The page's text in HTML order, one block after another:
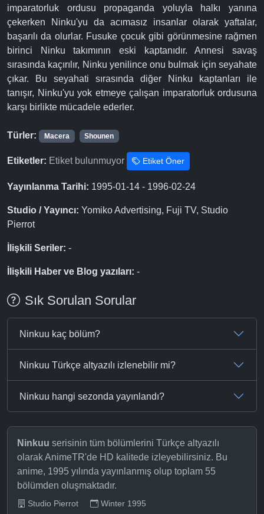
imparatorluk ordusu propaganda yoluyla halkı yanına
çekerken Ninku'yu da acımasız insanlar olarak yaftalar,
başarılı da olurlar. Fusuke çocuk gibi görünmesine rağmen
birinci Ninku takımının eski kaptanıdır. Annesi savaş
sırasında kaçırılır, Ninku yenilince onu bulmak için seyahate
çıkar. Bu seyahati sırasında diğer Ninku kaptanları ile
tanışır, Ninku'yu yok etmeye çalışan imparatorluk ordusuna
karşı birlikte mücadele ederler.
Türler: Macera Shounen
Etiketler: Etiket bulunmuyor Etiket Öner
Yayınlanma Tarihi: 1995-01-14 - 1996-02-24
Studio / Yayıncı: Yomiko Advertising, Fuji TV, Studio
Pierrot
İlişkili Seriler: -
İlişkili Haber ve Blog yazıları: -
Sık Sorulan Sorular
Ninkuu kaç bölüm?
Ninkuu Türkçe altyazılı izlenebilir mi?
Ninkuu hangi sezonda yayınlandı?
Ninkuu serisinin tüm bölümlerini Türkçe altyazılı
olarak AnimeTR'de HD kalitede izleyebilirsiniz. Bu
anime, 1995 yılında yayınlanmış olup toplam 55
bölümden oluşmaktadır.
Studio Pierrot Winter 1995